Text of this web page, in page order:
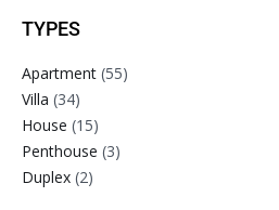
TYPES
Apartment (55)
Villa (34)
House (15)
Penthouse (3)
Duplex (2)